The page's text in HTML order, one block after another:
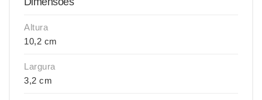
Altura
10,2 cm
Largura
3,2 cm